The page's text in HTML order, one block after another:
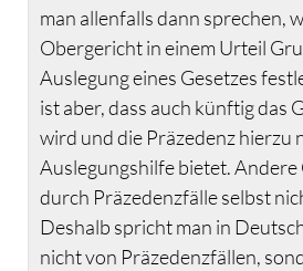
man allenfalls dann sprechen,
Obergericht in einem Urteil
Auslegung eines Gesetzes
ist aber, dass auch künftig das
wird und die Präzedenz hierzu
Auslegungshilfe bietet.
durch Präzedenzfälle selbst
Deshalb spricht man in
nicht von Präzedenzfällen,